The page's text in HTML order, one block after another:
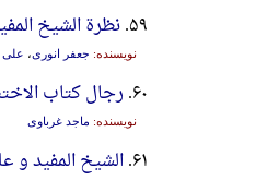
۵۹. نظرة الشیخ
نویسنده: جعفر انوری، علی
۶۰. رجال کتاب
نویسنده: ماجد غرباوی
۶۱. الشیخ المفید و